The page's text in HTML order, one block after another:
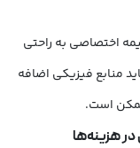
اختصاصی به راحتی
منابع فیزیکی اضافه
است.
هزینه‌ها